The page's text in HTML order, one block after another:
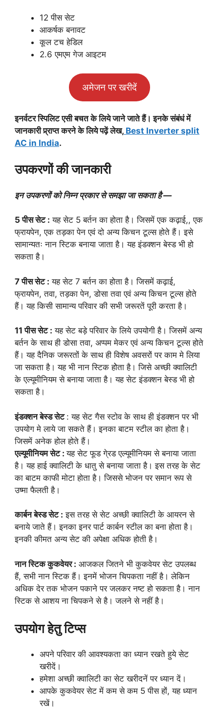
12 पीस सेट
आकर्षक बनावट
कूल टच हेडिल
2.6 एमएम गेज आइटम
अमेजन पर खरीदें
इनर्वटर स्पिलिट एसी बचत के लिये जाने जाते हैं। इनके संबंधं में
जानकारी प्र्राप्त करने के लिये पढ़ें लेख, Best Inverter split
AC in India.
उपकरणों की जानकारी
इन उपकरणों को निम्न प्रकार से समझा जा सकता है —
5 पीस सेट : यह सेट 5 बर्तन का होता है। जिसमें एक कढ़ाई,, एक
फ्रायपेन, एक तड़का पेन एवं दो अन्य किचन टूल्स होते हैं। इसे
सामान्यतः नान स्टिक बनाया जाता है। यह इंडक्शन बेस्ड भी हो
सकता है।
7 पीस सेट : यह सेट 7 बर्तन का होता है। जिसमें कढ़ाई,
फ्रायपेन, तवा, तड़का पेन, डोसा तवा एवं अन्य किचन टूल्स होते
हैं। यह किसी सामान्य परिवार की सभी जरूरतें पूरी करता है।
11 पीस सेट : यह सेट बड़े परिवार के लिये उपयोगी है। जिसमें अन्य
बर्तन के साथ ही डोसा तवा, अप्पम मेकर एवं अन्य किचन टूल्स होते
हैं। यह दैनिक जरूरतों के साथ ही विशेष अवसरों पर काम मे लिया
जा सकता है। यह भी नान स्टिक होेता है। जिसे अच्छी क्वालिटी
के एल्यूमीनियम से बनाया जाता है। यह सेट इंडक्शन बेस्ड भी हो
सकता है।
इंडक्शन बेस्ड सेट : यह सेट गैस स्टोव के साथ ही इंडक्शन पर भी
उपयोग मे लाये जा सकते हैं। इनका बाटम स्टील का होता है।
जिसमें अनेक होल होते हैं।
एल्यूमीनियम सेट :यह सेट फूड गे्रड एल्यूमीनियम से बनाया जाता
है। यह हाई क्वालिटी के धातु से बनाया जाता है। इस तरह के सेट
का बाटम काफी मोटा होता है। जिससे भोजन पर समान रूप से
उष्मा फैलती है।
कार्बन बेस्ड सेट : इस तरह से सेट अच्छी क्वालिटी के आयरन से
बनाये जाते हैं। इनका इनर पार्ट कार्बन स्टील का बना होता है।
इनकी कीमत अन्य सेट की अपेक्षा अधिक होती है।
नान स्टिक कुकवेयर : आजकल जितने भी कुकवेयर सेट उपलब्ध
हैं, सभी नान स्टिक हैं। इनमें भोजन चिपकता नहीं है। लेकिन
अधिक देर तक भोजन पकाने पर जलकर नष्ट हो सकता है। नान
स्टिक से आशय ना चिपकने से है। जलने से नहीं है।
उपयोग हेतु टिप्स
अपने परिवार की आवश्यकता का ध्यान रखते हुये सेट
खरीदें।
हमेशा अच्छी क्वालिटी का सेट खरीदनें पर ध्यान दें।
आपके कुकवेयर सेट में कम से कम 5 पीस हों, यह ध्यान
रखें।